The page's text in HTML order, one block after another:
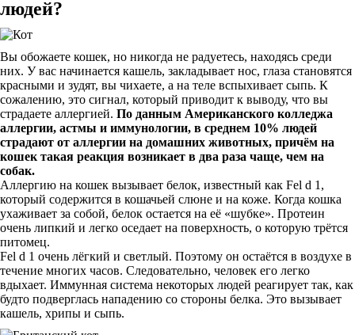
людей?
Вы обожаете кошек, но никогда не радуетесь, находясь среди
них. У вас начинается кашель, закладывает нос, глаза становятся
красными и зудят, вы чихаете, а на теле вспыхивает сыпь. К
сожалению, это сигнал, который приводит к выводу, что вы
страдаете аллергией. По данным Американского колледжа
аллергии, астмы и иммунологии, в среднем 10% людей
страдают от аллергии на домашних животных, причём на
кошек такая реакция возникает в два раза чаще, чем на
собак.
Аллергию на кошек вызывает белок, известный как Fel d 1,
который содержится в кошачьей слюне и на коже. Когда кошка
ухаживает за собой, белок остается на её «шубке». Протеин
очень липкий и легко оседает на поверхность, о которую трётся
питомец.
Fel d 1 очень лёгкий и светлый. Поэтому он остаётся в воздухе в
течение многих часов. Следовательно, человек его легко
вдыхает. Иммунная система некоторых людей реагирует так, как
будто подверглась нападению со стороны белка. Это вызывает
кашель, хрипы и сыпь.